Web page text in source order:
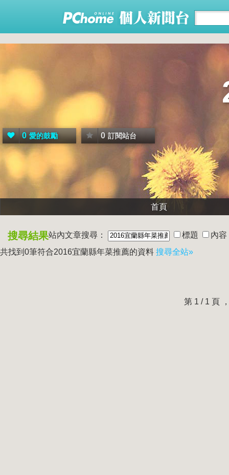
0 愛的鼓勵 0 訂閱站台
首頁
搜尋結果站內文章搜尋： 標題
內容
共找到0筆符合2016宜蘭縣年菜推薦的資料 搜尋全站»
第 1 / 1